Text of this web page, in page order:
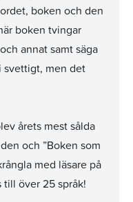
boken och den
boken tvingar
annat samt säga
svettigt, men det
årets mest sålda
och ”Boken som
med läsare på
till över 25 språk!